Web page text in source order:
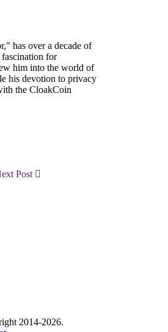
has over a decade of
for
him into the world of
his devotion to privacy
the CloakCoin
Post
2014-2026.